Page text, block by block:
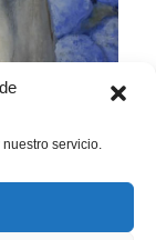
servicio.